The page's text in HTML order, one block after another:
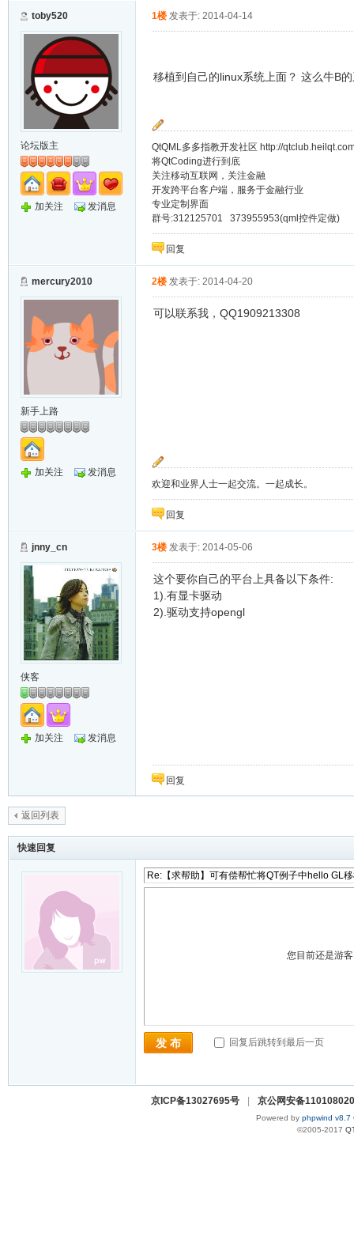
toby520
论坛版主
加关注 发消息
1楼 发表于: 2014-04-14
移植到自己的linux系统上面？ 这么牛B
QtQML多多指教开发社区 http://
将QtCoding进行到底
关注移动互联网，关注金融
开发跨平台客户端，服务于金融行业
专业定制界面
群号:312125701 373955953(qml控件定做)
回复
mercury2010
新手上路
加关注 发消息
2楼 发表于: 2014-04-20
可以联系我，QQ1909213308
欢迎和业界人士一起交流。一起成长。
回复
jnny_cn
侠客
加关注 发消息
3楼 发表于: 2014-05-06
这个要你自己的平台上具备以下条件:
1).有显卡驱动
2).驱动支持opengl
回复
返回列表
快速回复
您目前还是游
发 布 回复后跳转到最后一页
京ICP备13027695号 京公网安备
Powered by phpwind v8.7
©2005-2017